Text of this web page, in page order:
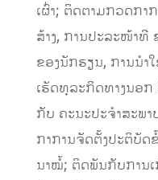
ເຜົ່າ; ຕິດຕາມກວດກາ
ສ້າງ, ການປະລະໜ້າທີ
ຂອງນັກຮຽນ, ການນໍ
ເຮັດທຸລະກິດທາງນອ
ກັບ ຄະນະປະຈໍາສະພ
ກາການຈັດຕັ້ງປະຕິບັດ
ນາໝໍ້; ຕິດພັນກັບການເ